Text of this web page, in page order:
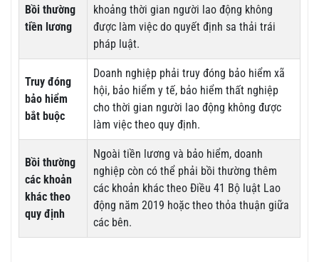
Bồi thường
tiền lương
khoảng thời gian người lao động không
được làm việc do quyết định sa thải trái
pháp luật.
Truy đóng
bảo hiểm
bắt buộc
Doanh nghiệp phải truy đóng bảo hiểm xã
hội, bảo hiểm y tế, bảo hiểm thất nghiệp
cho thời gian người lao động không được
làm việc theo quy định.
Bồi thường
các khoản
khác theo
quy định
Ngoài tiền lương và bảo hiểm, doanh
nghiệp còn có thể phải bồi thường thêm
các khoản khác theo Điều 41 Bộ luật Lao
động năm 2019 hoặc theo thỏa thuận giữa
các bên.